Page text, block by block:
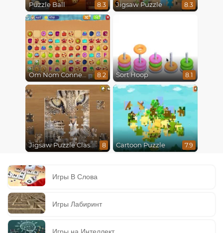
Puzzle Ball 8.3 Jigsaw Puzzle 8.3
Om Nom Connect Classic 8.2 Sort Hoop 8.1
Jigsaw Puzzle Classic 8 Cartoon Puzzle 7.9
Игры В Слова
Игры Лабиринт